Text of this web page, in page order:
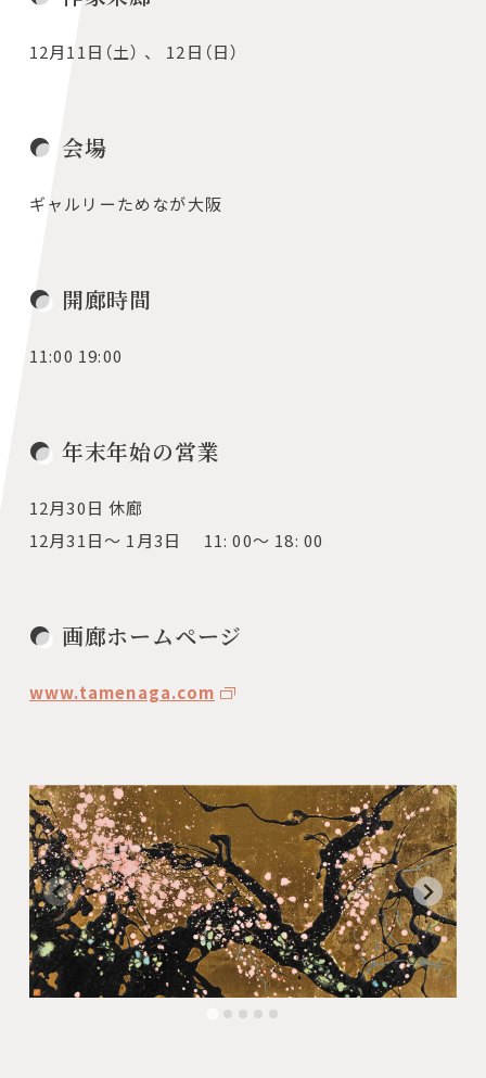
12月11日（土） 、 12日（日）
会場
ギャルリーためなが大阪
開廊時間
11:00 19:00
年末年始の営業
12月30日 休廊
12月31日～ 1月3日 11: 00～ 18: 00
画廊ホームページ
www.tamenaga.com